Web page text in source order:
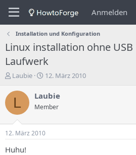
Anmelden
Installation und Konfiguration
Linux installation ohne
Laufwerk
E
s
e
e
r
Laubie
E
s
e
l
12. März 2010
L Laubie
Member
12. März 2010
Huhu!